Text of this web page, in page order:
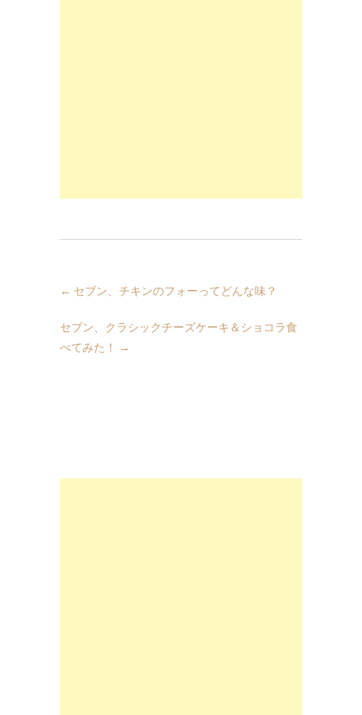
← セブン、チキンのフォーってどんな味？
セブン、クラシックチーズケーキ＆ショコラ食
べてみた！
→